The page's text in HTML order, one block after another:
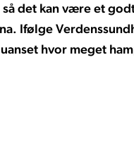
det kan være et
Ifølge
uanset hvor meget